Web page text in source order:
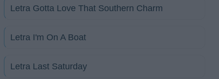
Letra Gotta Love That Southern Charm
Letra I'm On A Boat
Letra Last Saturday